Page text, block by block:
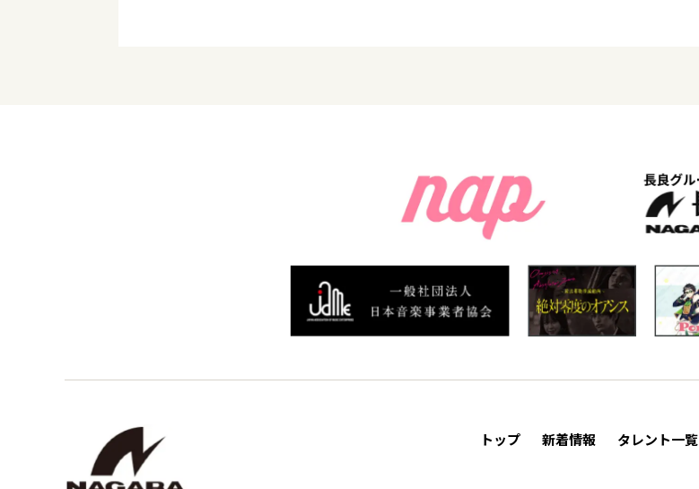
トップ 新着情報 タレント一覧